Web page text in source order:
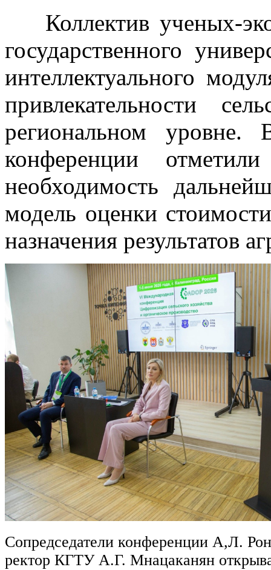
Коллектив ученых-
государственного
интеллектуального
привлекательности
региональном уровне.
конференции отметили
необходимость
модель оценки
назначения результатов
Сопредседатели конференции А,Л.
ректор КГТУ А.Г. Мнацаканян